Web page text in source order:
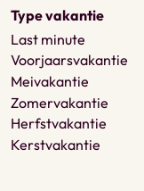
Type vakantie
Last minute
Voorjaarsvakantie
Meivakantie
Zomervakantie
Herfstvakantie
Kerstvakantie